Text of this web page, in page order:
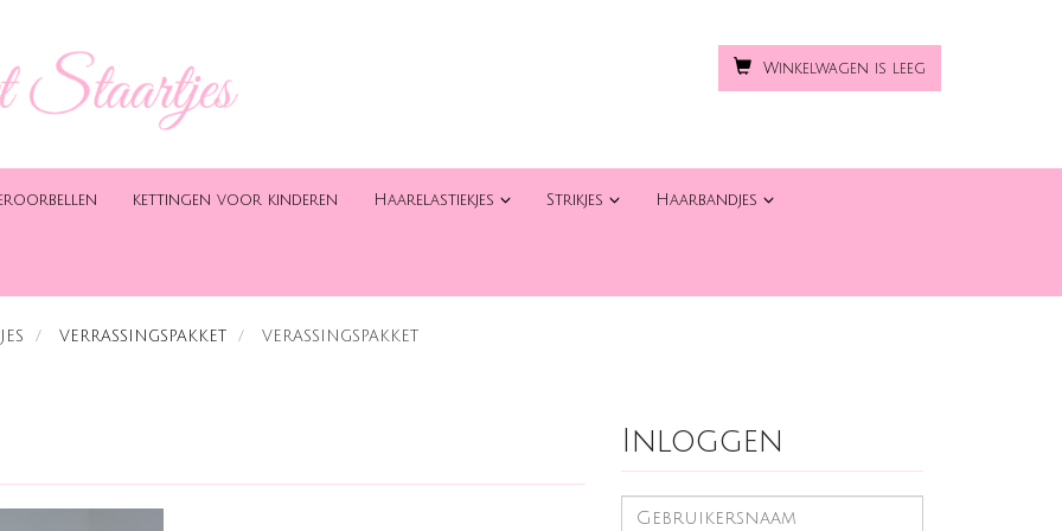
Winkelwagen is leeg
kettingen voor kinderen Haarelastiekjes Strikjes Haarbandjes
VERRASSINGSPAKKET VERASSINGSPAKKET
Inloggen